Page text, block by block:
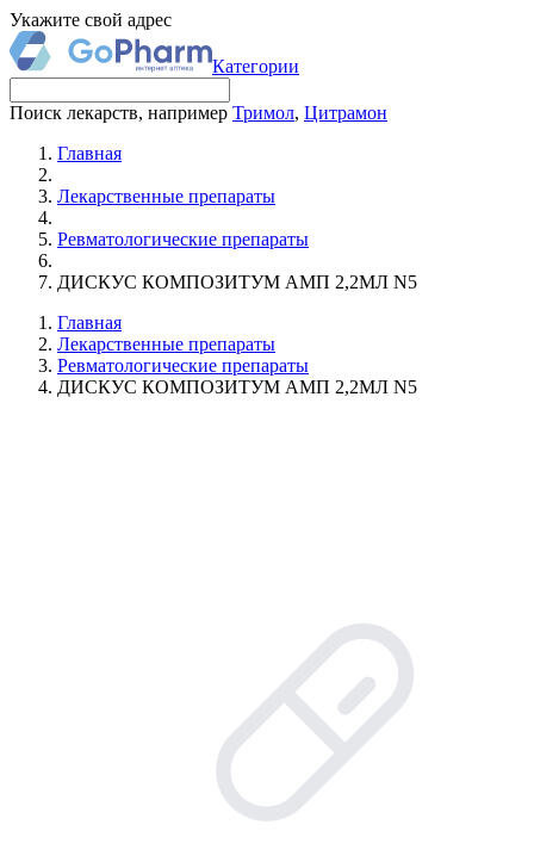
Укажите свой адрес
Категории
Поиск лекарств, например Тримол, Цитрамон
Главная
Лекарственные препараты
Ревматологические препараты
ДИСКУС КОМПОЗИТУМ АМП 2,2МЛ N5
Главная
Лекарственные препараты
Ревматологические препараты
ДИСКУС КОМПОЗИТУМ АМП 2,2МЛ N5